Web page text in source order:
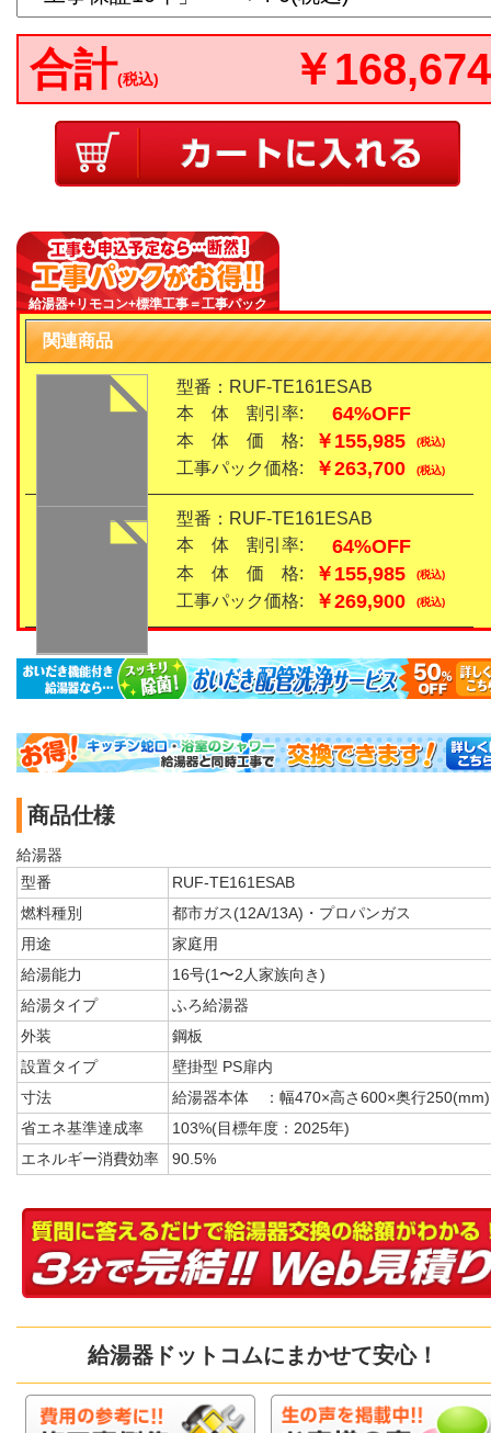
合計(税込) ￥168,674
給湯器+リモコン+標準工事＝工事パック
関連商品
型番：RUF-TE161ESAB
本 体 割引率:
64%OFF
本 体 価 格: ￥155,985 (税込)
工事パック価格: ￥263,700 (税込)
型番：RUF-TE161ESAB
本 体 割引率:
64%OFF
本 体 価 格: ￥155,985 (税込)
工事パック価格: ￥269,900 (税込)
商品仕様
給湯器
型番
RUF-TE161ESAB
燃料種別
都市ガス(12A/13A)・プロパンガス
用途
家庭用
給湯能力
16号(1〜2人家族向き)
給湯タイプ
ふろ給湯器
外装
鋼板
設置タイプ
壁掛型 PS扉内
寸法
給湯器本体 ：幅470×高さ600×奥行250(mm)
省エネ基準達成率
103%(目標年度：2025年)
エネルギー消費効率
90.5%
給湯器ドットコムにまかせて安心！